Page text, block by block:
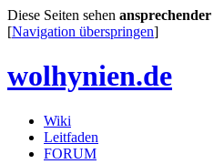
Diese Seiten sehen ansprechender
[Navigation überspringen]
wolhynien.de
Wiki
Leitfaden
FORUM